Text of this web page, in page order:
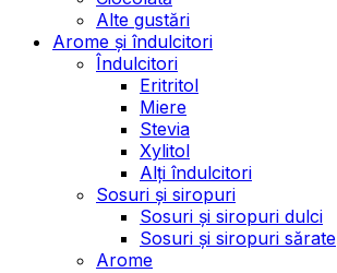
Alte gustări
Arome și îndulcitori
Îndulcitori
Eritritol
Miere
Stevia
Xylitol
Alți îndulcitori
Sosuri și siropuri
Sosuri și siropuri dulci
Sosuri și siropuri sărate
Arome